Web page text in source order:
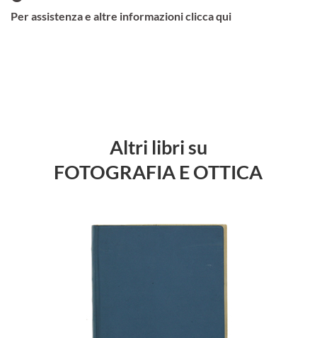
Per assistenza e altre informazioni clicca qui
Altri libri su
FOTOGRAFIA E OTTICA